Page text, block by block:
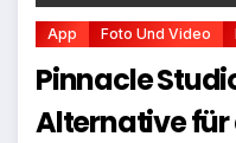
App Foto Und Video
Pinnacle
Alternative für